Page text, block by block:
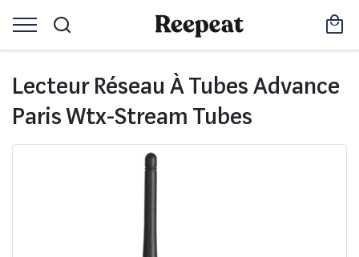
Lecteur Réseau À Tubes Advance
Paris Wtx-Stream Tubes